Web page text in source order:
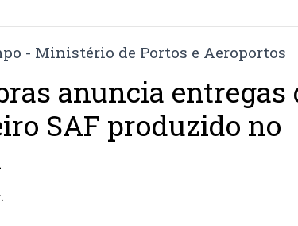
anuncia entregas
SAF produzido no